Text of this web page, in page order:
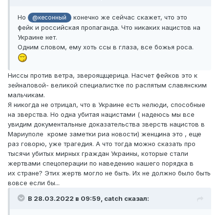
Но @кесонный
конечно же сейчас скажет, что это
фейк и российская пропаганда. Что никаких нацистов на
Украине нет.
Одним словом, ему хоть ссы в глаза, все божья роса.
Ниссы против ветра, звероящщерица. Насчет фейков это к
зейналовой- великой специалистке по распятым славянским
мальчикам.
Я никогда не отрицал, что в Украине есть нелюди, способные
на зверства. Но одна убитая нацистами ( надеюсь мы все
увидим документальные доказательства зверств нацистов в
Мариуполе кроме заметки риа новости) женщина это , еще
раз говорю, уже трагедия. А что тогда можно сказать про
тысячи убитых мирных граждан Украины, которые стали
жертвами спецоперации по наведению нашего порядка в
их стране? Этих жертв могло не быть. Их не должно было быть
вовсе если бы...
В 28.03.2022 в 09:59, catch сказал: